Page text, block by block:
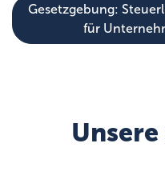
Gesetzgebung:
für